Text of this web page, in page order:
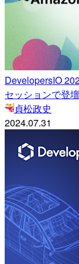
DevelopersIO
セッションで登
貞松政史
2024.07.31